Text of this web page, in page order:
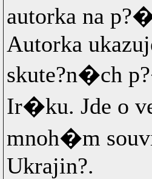
autorka na
Autorka
skute?n�ch
Ir�ku. Jde o
mnoh�m
Ukrajin?.